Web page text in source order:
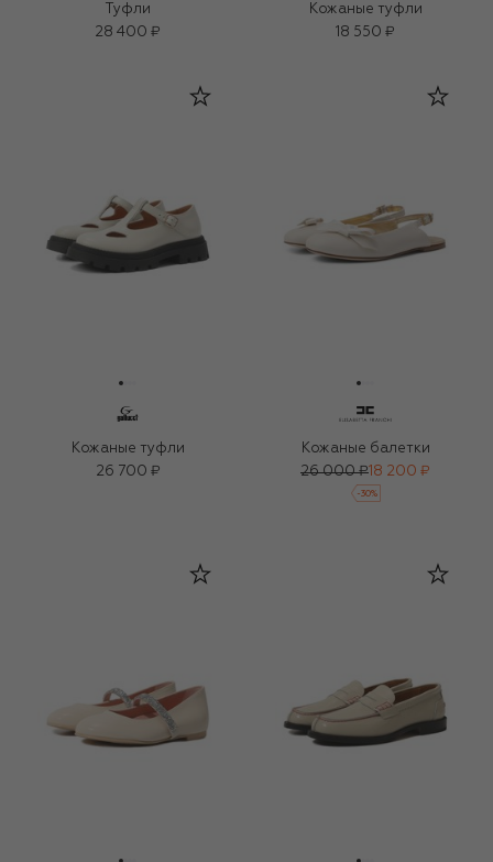
Туфли
28 400 ₽
Кожаные туфли
18 550 ₽
Кожаные туфли
26 700 ₽
Кожаные балетки
26 000 ₽ 18 200 ₽
-30%